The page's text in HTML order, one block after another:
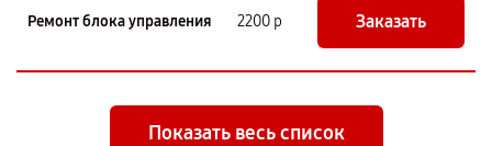
Ремонт блока управления 2200 р Заказать
Показать весь список